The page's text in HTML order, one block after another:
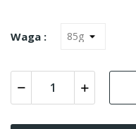
Waga :